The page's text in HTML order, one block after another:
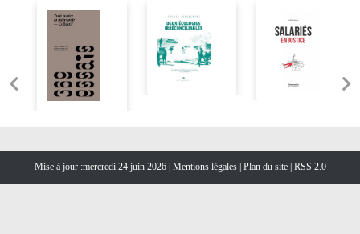
Mise à jour :mercredi 24 juin 2026 | Mentions légales | Plan du site |RSS 2.0